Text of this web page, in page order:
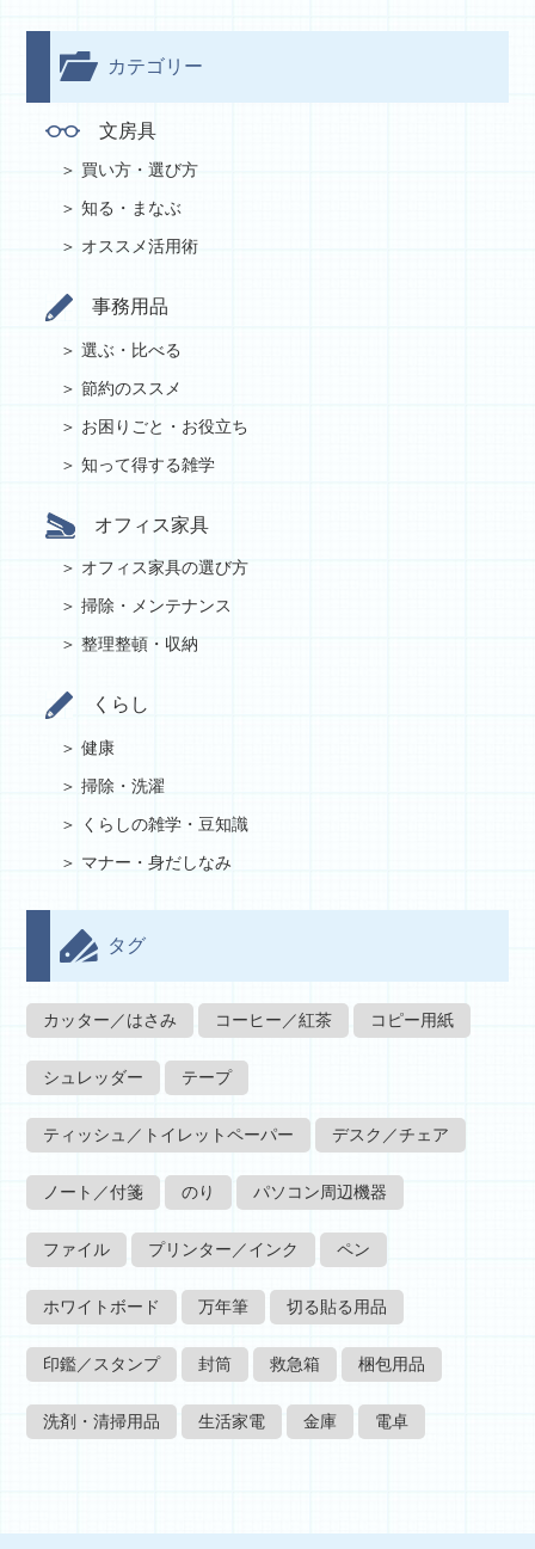
カテゴリー
文房具
買い方・選び方
知る・まなぶ
オススメ活用術
事務用品
選ぶ・比べる
節約のススメ
お困りごと・お役立ち
知って得する雑学
オフィス家具
オフィス家具の選び方
掃除・メンテナンス
整理整頓・収納
くらし
健康
掃除・洗濯
くらしの雑学・豆知識
マナー・身だしなみ
タグ
カッター／はさみ コーヒー／紅茶 コピー用紙
シュレッダー テープ
ティッシュ／トイレットペーパー デスク／チェア
ノート／付箋 のり パソコン周辺機器
ファイル プリンター／インク ペン
ホワイトボード 万年筆 切る貼る用品
印鑑／スタンプ 封筒 救急箱 梱包用品
洗剤・清掃用品 生活家電 金庫 電卓